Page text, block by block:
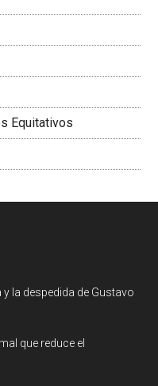
Equitativos
y la despedida de Gustavo
que reduce el